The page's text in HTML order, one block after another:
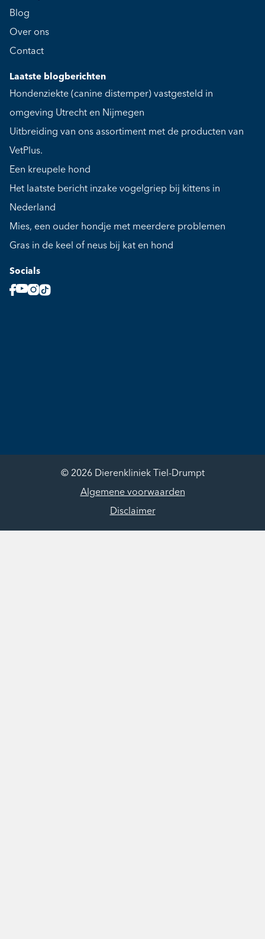
Blog
Over ons
Contact
Laatste blogberichten
Hondenziekte (canine distemper) vastgesteld in
omgeving Utrecht en Nijmegen
Uitbreiding van ons assortiment met de producten van
VetPlus.
Een kreupele hond
Het laatste bericht inzake vogelgriep bij kittens in
Nederland
Mies, een ouder hondje met meerdere problemen
Gras in de keel of neus bij kat en hond
Socials
© 2026 Dierenkliniek Tiel-Drumpt
Algemene voorwaarden
Disclaimer